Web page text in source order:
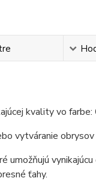
kvality vo farbe:
vytváranie
ťahy.